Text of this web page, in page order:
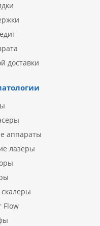
доставки
аппараты
лазеры
Flow